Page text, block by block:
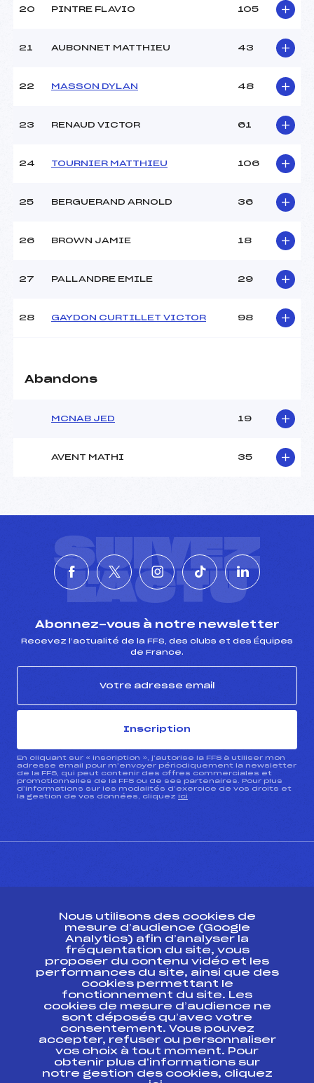
20 PINTRE FLAVIO 105
21 AUBONNET MATTHIEU 43
22 MASSON DYLAN 48
23 RENAUD VICTOR 61
24 TOURNIER MATTHIEU 106
25 BERGUERAND ARNOLD 36
26 BROWN JAMIE 18
27 PALLANDRE EMILE 29
28 GAYDON CURTILLET VICTOR 98
Abandons
MCNAB JED 19
AVENT MATHI 35
SUIVEZ
L'ACTU
Abonnez-vous à notre newsletter
Recevez l’actualité de la FFS, des clubs et des Équipes
de France.
Inscription
En cliquant sur « inscription », j’autorise la FFS à utiliser mon
adresse email pour m’envoyer périodiquement la newsletter
de la FFS, qui peut contenir des offres commerciales et
promotionnelles de la FFS ou de ses partenaires. Pour plus
d’informations sur les modalités d’exercice de vos droits et
la gestion de vos données, cliquez ici
Ressources
Pass’Neige
Projet sportif fédéral
Projet de performance fédéral
Antidopage
Pôle Développement, Formation, Suivi
Scientifique
Listes ministérielles
Pôle vie de l’athlète
Nous utilisons des cookies de
mesure d’audience (Google
Analytics) afin d’analyser la
fréquentation du site, vous
proposer du contenu vidéo et les
performances du site, ainsi que des
cookies permettant le
fonctionnement du site. Les
cookies de mesure d’audience ne
sont déposés qu’avec votre
consentement. Vous pouvez
accepter, refuser ou personnaliser
vos choix à tout moment. Pour
obtenir plus d'informations sur
notre gestion des cookies, cliquez